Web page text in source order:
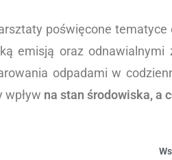
poświęcone
emisją oraz
odpadami w
wpływ na stan środowiska, a